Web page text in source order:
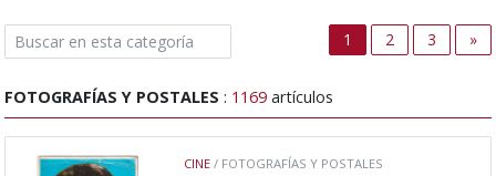
1 2 3 »
FOTOGRAFÍAS Y POSTALES : 1169 artículos
CINE / FOTOGRAFÍAS Y POSTALES